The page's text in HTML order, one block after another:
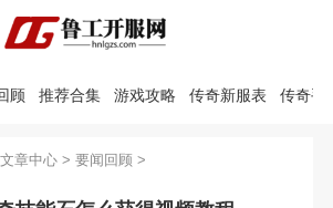
顾 推荐合集 游戏攻略 传奇新服表 传奇手
文章中心> 要闻回顾 >